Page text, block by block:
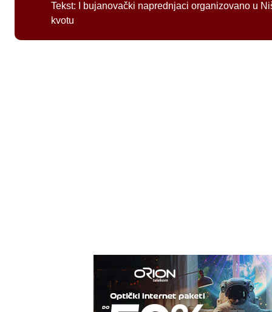
Tekst:
I bujanovački naprednjaci organizovano u
kvotu